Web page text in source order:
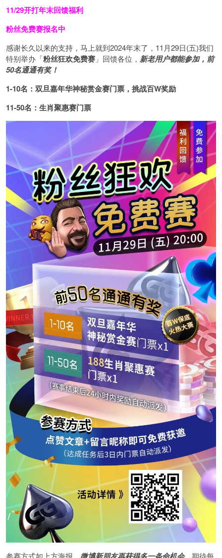
11/29开打年末回馈福利
粉丝免费赛报名中
感谢长久以来的支持，马上就到2024年末了，11月29日(五)我们
特别举办「粉丝狂欢免费赛 」回馈各位， 新老用户都能参加，前
50名通通有奖！
1-10名：双旦嘉年华神秘赏金赛门票，挑战百W奖励
11-50名：生肖聚惠赛门票
参赛方式如上方海报， ，期待每